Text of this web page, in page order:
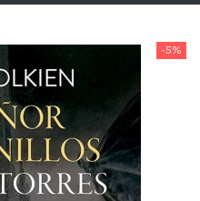
-5%